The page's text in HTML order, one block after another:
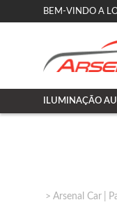
BEM-VINDO A
ILUMINAÇÃO
Arsenal Car